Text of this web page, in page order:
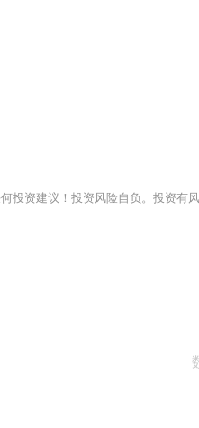
投资建议！投资风险自负。投资有风